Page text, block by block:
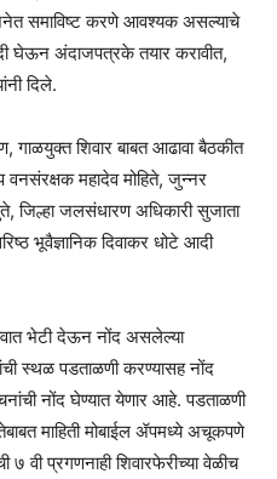
समाविष्ट करणे आवश्यक असल्याचे
घेऊन अंदाजपत्रके तयार करावीत,
दिले.
शिवार बाबत आढावा बैठकीत
वनसंरक्षक महादेव मोहिते, जुन्नर
जिल्हा जलसंधारण अधिकारी सुजाता
भूवैज्ञानिक दिवाकर धोटे आदी
भेटी देऊन नोंद असलेल्या
स्थळ पडताळणी करण्यासह नोंद
नोंद घेण्यात येणार आहे. पडताळणी
माहिती मोबाईल ॲपमध्ये अचूकपणे
वी प्रगणनाही शिवारफेरीच्या वेळीच